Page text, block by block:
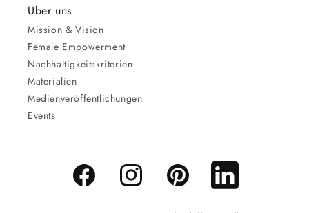
Über uns
Mission & Vision
Female Empowerment
Nachhaltigkeitskriterien
Materialien
Medienveröffentlichungen
Events
Facebook Instagram Pinterest LinkedIn